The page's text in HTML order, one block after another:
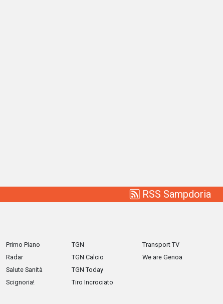
RSS Sampdoria
Primo Piano
Radar
Salute Sanità
Scignoria!
TGN
TGN Calcio
TGN Today
Tiro Incrociato
Transport TV
We are Genoa